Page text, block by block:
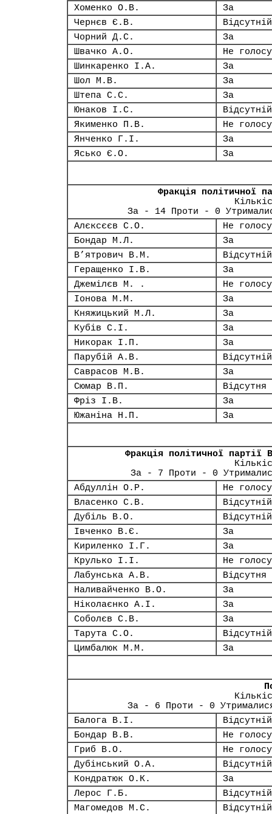
Хоменко О.В.
За
Чернєв Є.В.
Відсутній
Чорний Д.С.
За
Швачко А.О.
Не
Шинкаренко І.А.
За
Шол М.В.
За
Штепа С.С.
За
Юнаков І.С.
Відсутній
Якименко П.В.
Не
Янченко Г.І.
За
Ясько Є.О.
За
Фракція політичної
За - 14 Проти - 0
Алєксєєв С.О.
Не
Бондар М.Л.
За
В’ятрович В.М.
Відсутній
Геращенко І.В.
За
Джемілєв М. .
Не
Іонова М.М.
За
Княжицький М.Л.
За
Кубів С.І.
За
Никорак І.П.
За
Парубій А.В.
Відсутній
Саврасов М.В.
За
Сюмар В.П.
Відсутня
Фріз І.В.
За
Южаніна Н.П.
За
Фракція політичної партії
За - 7 Проти - 0
Абдуллін О.Р.
Не
Власенко С.В.
Відсутній
Дубіль В.О.
Відсутній
Івченко В.Є.
За
Кириленко І.Г.
За
Крулько І.І.
Не
Лабунська А.В.
Відсутня
Наливайченко В.О.
За
Ніколаєнко А.І.
За
Соболєв С.В.
За
Тарута С.О.
Відсутній
Цимбалюк М.М.
За
За - 6 Проти - 0
Балога В.І.
Відсутній
Бондар В.В.
Не
Гриб В.О.
Не
Дубінський О.А.
Відсутній
Кондратюк О.К.
За
Лерос Г.Б.
Відсутній
Магомедов М.С.
Відсутній